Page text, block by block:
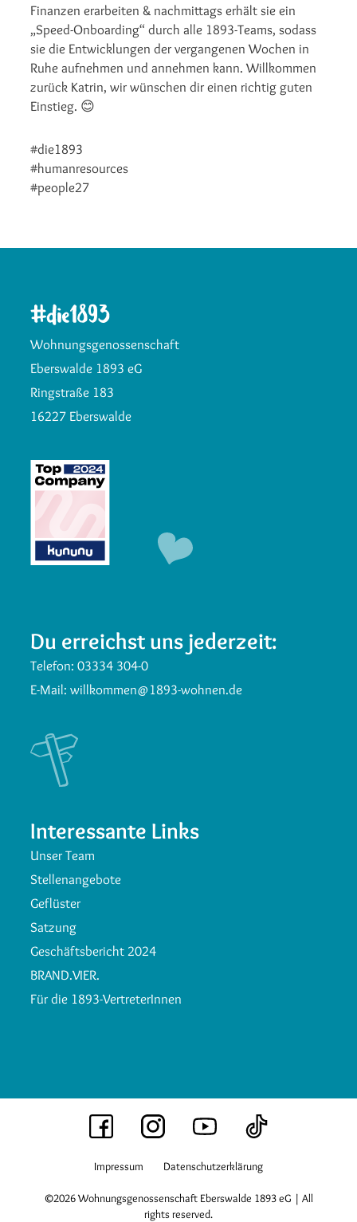
Finanzen erarbeiten & nachmittags erhält sie ein
„Speed-Onboarding“ durch alle 1893-Teams, sodass
sie die Entwicklungen der vergangenen Wochen in
Ruhe aufnehmen und annehmen kann. Willkommen
zurück Katrin, wir wünschen dir einen richtig guten
Einstieg. 😊
#die1893
#humanresources
#people27
Wohnungsgenossenschaft
Eberswalde 1893 eG
Ringstraße 183
16227 Eberswalde
Du erreichst uns jederzeit:
Telefon:03334 304-0
E-Mail:willkommen@1893-wohnen.de
Interessante Links
Unser Team
Stellenangebote
Geflüster
Satzung
Geschäftsbericht 2024
BRAND.VIER.
Für die 1893-VertreterInnen
Impressum Datenschutzerklärung
©2026 Wohnungsgenossenschaft Eberswalde 1893 eG | All
rights reserved.